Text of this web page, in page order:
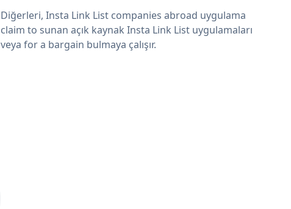
Diğerleri, Insta Link List companies abroad uygulama
claim to sunan açık kaynak Insta Link List uygulamaları
veya for a bargain bulmaya çalışır.